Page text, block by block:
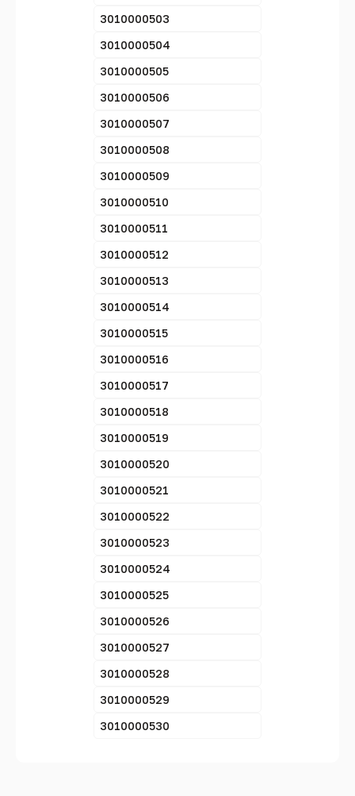
3010000503
3010000504
3010000505
3010000506
3010000507
3010000508
3010000509
3010000510
3010000511
3010000512
3010000513
3010000514
3010000515
3010000516
3010000517
3010000518
3010000519
3010000520
3010000521
3010000522
3010000523
3010000524
3010000525
3010000526
3010000527
3010000528
3010000529
3010000530